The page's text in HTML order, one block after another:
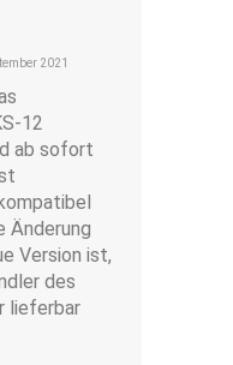
2021
12
ab sofort
Änderung
Version ist,
des
lieferbar